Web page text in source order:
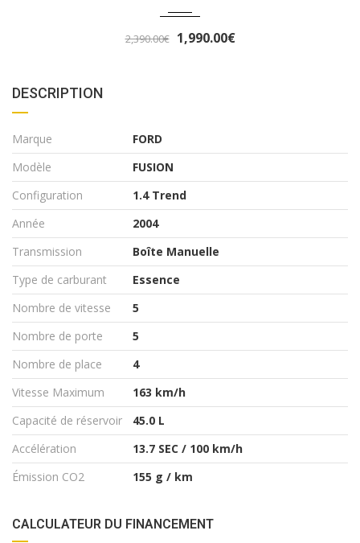
3,490.00€
DESCRIPTION
Marque
FORD
Modèle
FUSION
Configuration
1.4 Trend
Année
2004
Transmission
Boîte Manuelle
Type de carburant
Essence
Nombre de vitesse
5
Nombre de porte
5
Nombre de place
4
Vitesse Maximum
163 km/h
Capacité de réservoir
45.0 L
Accélération
13.7 SEC / 100 km/h
Émission CO2
155 g / km
CALCULATEUR DU FINANCEMENT